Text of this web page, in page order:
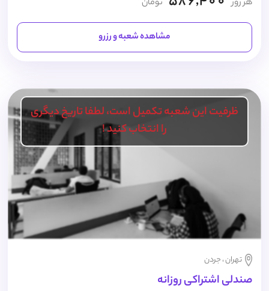
هر روز تومان
مشاهده شعبه و رزرو
ظرفیت این شعبه تکمیل است، لطفا تاریخ دیگری
را انتخاب کنید !
تهران ، جردن
صندلی اشتراکی روزانه